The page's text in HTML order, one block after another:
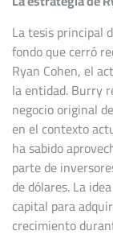
La tesis principal
fondo que cerró
Ryan Cohen, el
la entidad. Burry
negocio original
en el contexto
ha sabido
parte de
de dólares. La
capital para
crecimiento